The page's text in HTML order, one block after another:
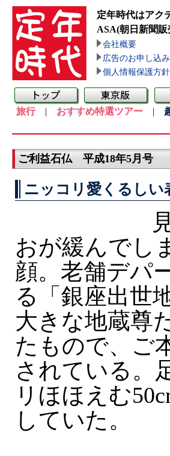
定年時代はアク
ASA(朝日新聞販
会社概要
広告のお申し込み
個人情報保護方針
旅行| おすすめ特選ツアー |
ご利益石仏 平成18年5月号
ニッコリ愛くるしい
おが緩んでし
顔。老舗デパ
る「銀座出世
大きな地蔵尊
たもので、ご
されている。
リほほえむ
していた。